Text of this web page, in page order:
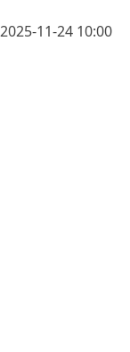
2025-11-24 10:00